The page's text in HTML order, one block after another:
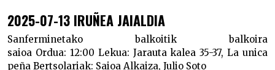
2025-07-13 IRUÑEA JAIALDIA
Sanferminetako balkoitik balkoira
saioa Ordua: 12:00 Lekua: Jarauta kalea 35-37, La unica
peña Bertsolariak: Saioa Alkaiza, Julio Soto